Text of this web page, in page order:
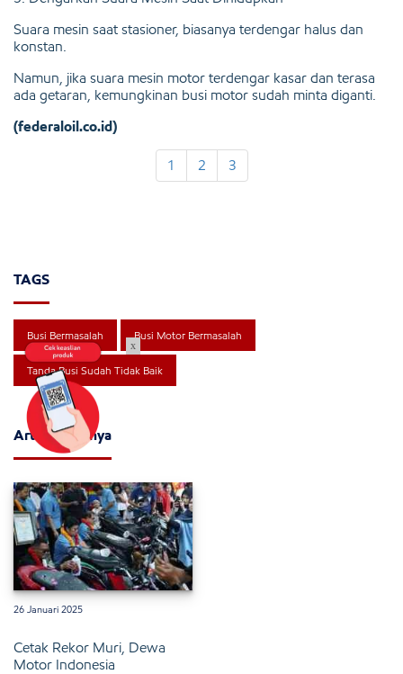
Suara mesin saat stasioner, biasanya terdengar halus dan
konstan.
Namun, jika suara mesin motor terdengar kasar dan terasa
ada getaran, kemungkinan busi motor sudah minta diganti.
(federaloil.co.id)
1 2 3
TAGS
Busi Bermasalah Busi Motor Bermasalah
Tanda Busi Sudah Tidak Baik
Artikel Lainnya
26 Januari 2025
Cetak Rekor Muri, Dewa
Motor Indonesia
x